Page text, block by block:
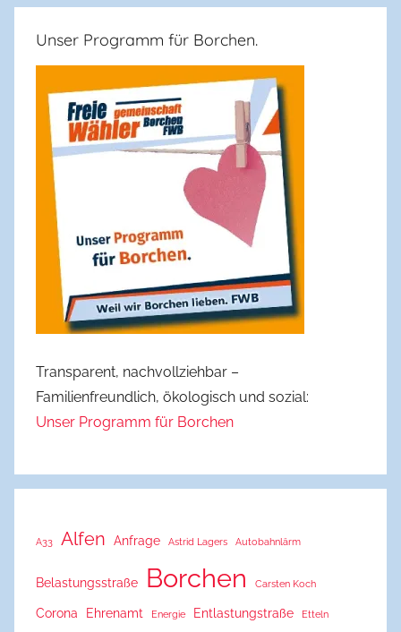
Unser Programm für Borchen.
Transparent, nachvollziehbar –
Familienfreundlich, ökologisch und sozial:
Unser Programm für Borchen
A33 Alfen Anfrage Astrid Lagers Autobahnlärm
Belastungsstraße Borchen Carsten Koch
Corona Ehrenamt Energie Entlastungstraße Etteln